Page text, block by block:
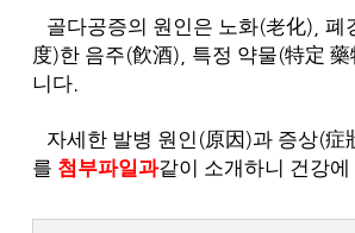
골다공증의 원인은 노화(老化), 폐
度)한 음주(飮酒), 특정 약물(特定 藥
니다.
자세한 발병 원인 (原因 )과 증상(症
를 첨부파일과같이 소개하니 건강